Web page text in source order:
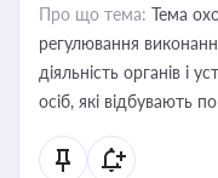
Про що тема: Тема
регулювання
діяльність органів і
осіб, які відбувають